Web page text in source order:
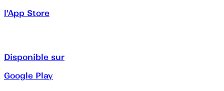
l'App Store
Disponible sur
Google Play